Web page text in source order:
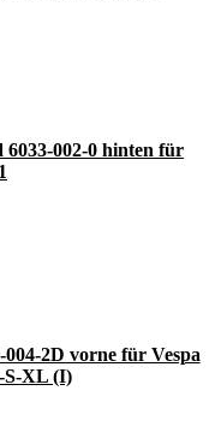
002-0 hinten für
2D vorne für Vespa
S-XL (I)